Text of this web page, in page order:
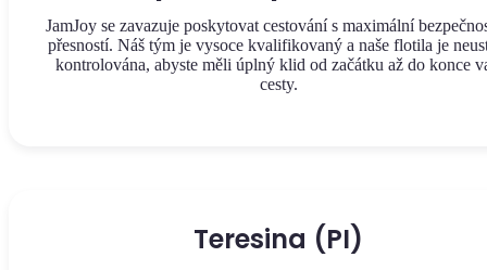
JamJoy se zavazuje poskytovat cestování s maximální
přesností. Náš tým je vysoce kvalifikovaný a naše flotila je
kontrolována, abyste měli úplný klid od začátku až do konce
cesty.
Teresina (PI)